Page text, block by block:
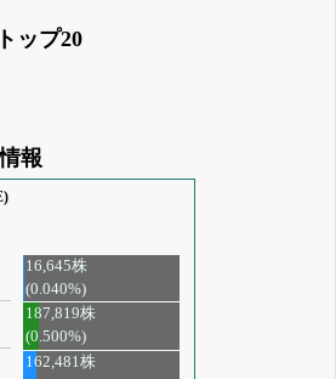
ップ20
報
16,645株
(0.040%)
187,819株
(0.500%)
162,481株